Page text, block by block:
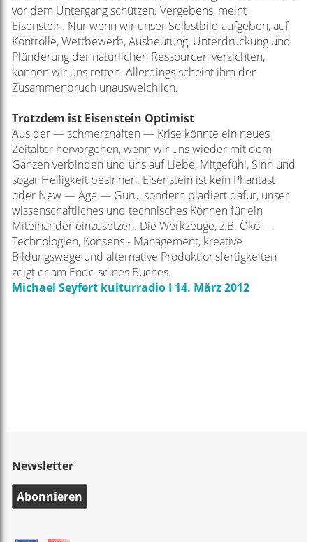
vor dem Untergang schützen. Vergebens, meint
Eisenstein. Nur wenn wir unser Selbstbild aufgeben, auf
Kontrolle, Wettbewerb, Ausbeutung, Unterdrückung und
Plünderung der natürlichen Ressourcen verzichten,
können wir uns retten. Allerdings scheint ihm der
Zusammenbruch unausweichlich.
Trotzdem ist Eisenstein Optimist
Aus der — schmerzhaften — Krise könnte ein neues
Zeitalter hervorgehen, wenn wir uns wieder mit dem
Ganzen verbinden und uns auf Liebe, Mitgefühl, Sinn und
sogar Heiligkeit besinnen. Eisenstein ist kein Phantast
oder New — Age — Guru, sondern plädiert dafür, unser
wissenschaftliches und technisches Können für ein
Miteinander einzusetzen. Die Werkzeuge, z.B. Öko —
Technologien, Konsens - Management, kreative
Bildungswege und alternative Produktionsfertigkeiten
zeigt er am Ende seines Buches.
Michael Seyfert kulturradio I 14. März 2012
Newsletter
Abonnieren